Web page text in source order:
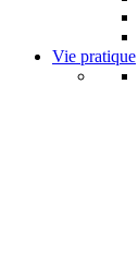
Vie pratique